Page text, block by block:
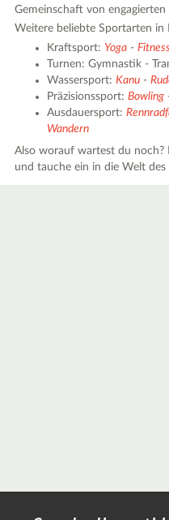
Gemeinschaft von
Weitere beliebte Sportarten in
Kraftsport: Yoga -Fitness
Turnen: Gymnastik -
Wassersport:Kanu -
Präzisionssport:Bowling
Ausdauersport:
Wandern
Also worauf wartest du noch?
und tauche ein in die Welt des